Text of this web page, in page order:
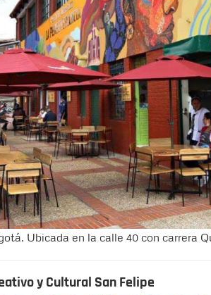
Ubicada en la calle 40 con carrera
y Cultural San Felipe